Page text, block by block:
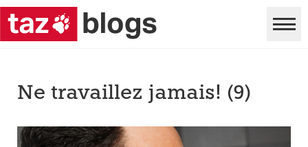
Ne travaillez jamais! (9)